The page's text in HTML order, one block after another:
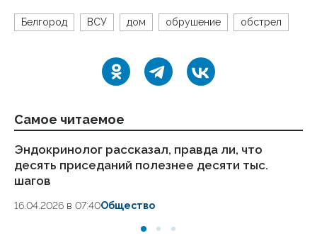
Белгород ВСУ дом обрушение обстрел
Самое читаемое
Эндокринолог рассказал, правда ли, что
десять приседаний полезнее десяти тыс.
шагов
16.04.2026 в 07:40Общество